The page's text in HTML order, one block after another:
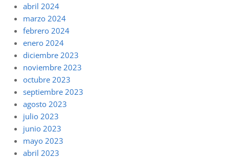
abril 2024
marzo 2024
febrero 2024
enero 2024
diciembre 2023
noviembre 2023
octubre 2023
septiembre 2023
agosto 2023
julio 2023
junio 2023
mayo 2023
abril 2023